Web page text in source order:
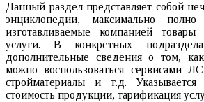
Данный раздел представляет собой
энциклопедии, максимально
изготавливаемые компанией товары
услуги. В конкретных
дополнительные сведения о том,
можно воспользоваться сервисами
стройматериалы и т.д. Указывается
стоимость продукции, тарификация